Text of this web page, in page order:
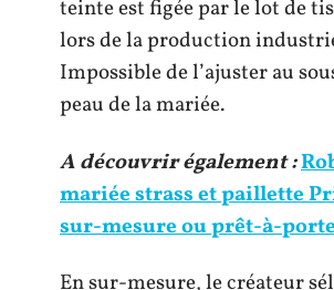
teinte est figée par le lot de
lors de la production
Impossible de l’ajuster au
peau de la mariée.
A découvrir également :
mariée strass et paillette
sur-mesure ou prêt-à-
En sur-mesure, le créateur